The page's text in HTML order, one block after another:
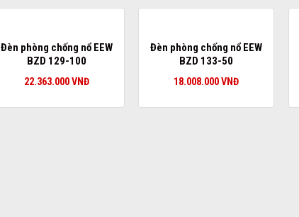
Đèn phòng chống nổ EEW
BZD 129-100
22.363.000VNĐ
Đèn phòng chống nổ EEW
BZD 133-50
18.008.000VNĐ